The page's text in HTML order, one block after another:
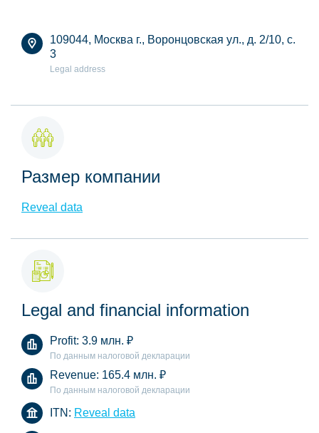
109044, Москва г., Воронцовская ул., д. 2/10, с.
3
Legal address
Размер компании
Reveal data
Legal and financial information
Profit: 3.9 млн. ₽
По данным налоговой декларации
Revenue: 165.4 млн. ₽
По данным налоговой декларации
ITN: Reveal data